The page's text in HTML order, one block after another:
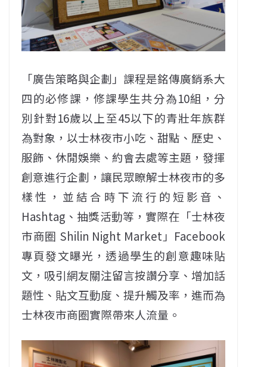
「廣告策略與企劃」課程是銘傳廣銷系大
四的必修課，修課學生共分為10組，分
別針對16歲以上至45以下的青壯年族群
為對象，以士林夜市小吃、甜點、歷史、
服飾、休閒娛樂、約會去處等主題，發揮
創意進行企劃，讓民眾瞭解士林夜市的多
樣性，並結合時下流行的短影音、
Hashtag、抽獎活動等，實際在「士林夜
市商圈 Shilin Night Market」Facebook
專頁發文曝光，透過學生的創意趣味貼
文，吸引網友關注留言按讚分享、增加話
題性、貼文互動度、提升觸及率，進而為
士林夜市商圈實際帶來人流量。